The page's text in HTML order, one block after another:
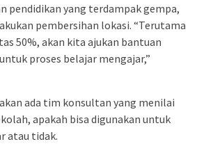
pendidikan yang terdampak gempa,
pembersihan lokasi. “Terutama
50%, akan kita ajukan bantuan
proses belajar mengajar,”
ada tim konsultan yang menilai
apakah bisa digunakan untuk
atau tidak.